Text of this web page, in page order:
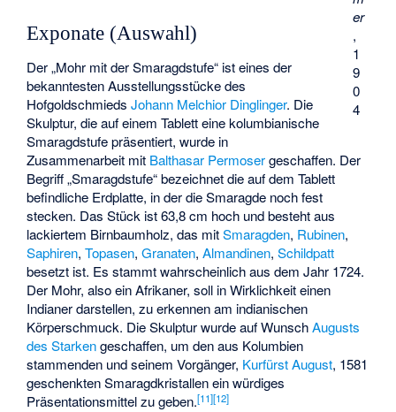
er
,
1
9
0
4
Exponate (Auswahl)
Der „Mohr mit der Smaragdstufe“ ist eines der
bekanntesten Ausstellungsstücke des
HofgoldschmiedsJohann Melchior Dinglinger. Die
Skulptur, die auf einem Tablett eine kolumbianische
Smaragdstufe präsentiert, wurde in
Zusammenarbeit mit Balthasar Permosergeschaffen. Der
Begriff „Smaragdstufe“ bezeichnet die auf dem Tablett
befindliche Erdplatte, in der die Smaragde noch fest
stecken. Das Stück ist 63,8 cm hoch und besteht aus
lackiertem Birnbaumholz, das mitSmaragden, Rubinen,
Saphiren,Topasen,Granaten,Almandinen,Schildpatt
besetzt ist. Es stammt wahrscheinlich aus dem Jahr 1724.
Der Mohr, also ein Afrikaner, soll in Wirklichkeit einen
Indianer darstellen, zu erkennen am indianischen
Körperschmuck. Die Skulptur wurde auf WunschAugusts
des Starkengeschaffen, um den aus Kolumbien
stammenden und seinem Vorgänger, Kurfürst August, 1581
geschenkten Smaragdkristallen ein würdiges
Präsentationsmittel zu geben.[11][12]